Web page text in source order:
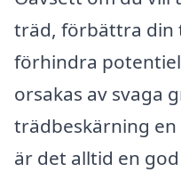
träd, förbättra din
förhindra
orsakas av svaga
trädbeskärning
är det alltid en